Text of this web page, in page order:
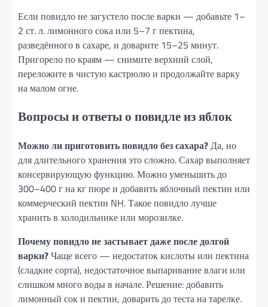
Если повидло не загустело после варки — добавьте 1–
2 ст. л. лимонного сока или 5–7 г пектина,
разведённого в сахаре, и доварите 15–25 минут.
Пригорело по краям — снимите верхний слой,
переложите в чистую кастрюлю и продолжайте варку
на малом огне.
Вопросы и ответы о повидле из яблок
Можно ли приготовить повидло без сахара?Да, но
для длительного хранения это сложно. Сахар выполняет
консервирующую функцию. Можно уменьшить до
300–400 г на кг пюре и добавить яблочный пектин или
коммерческий пектин NH. Такое повидло лучше
хранить в холодильнике или морозилке.
Почему повидло не застывает даже после долгой
варки?Чаще всего — недостаток кислоты или пектина
(сладкие сорта), недостаточное выпаривание влаги или
слишком много воды в начале. Решение: добавить
лимонный сок и пектин, доварить до теста на тарелке.